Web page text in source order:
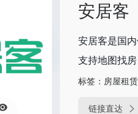
安居客
安居客是国
支持地图找
标签： 房屋租赁
链接直达